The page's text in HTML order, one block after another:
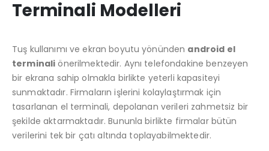
5.00 5 üzerinden
Sunlux XL-5500 CCD Barkod Okuyucu Usb
4.505 üzerinden
₺929,00 4.50
₺929,00
Terminali Modelleri
Tuş kullanımı ve ekran boyutu yönünden android el
terminali önerilmektedir. Aynı telefondakine benzeyen
bir ekrana sahip olmakla birlikte yeterli kapasiteyi
sunmaktadır. Firmaların işlerini kolaylaştırmak için
tasarlanan el terminali, depolanan verileri zahmetsiz bir
şekilde aktarmaktadır. Bununla birlikte firmalar bütün
verilerini tek bir çatı altında toplayabilmektedir.